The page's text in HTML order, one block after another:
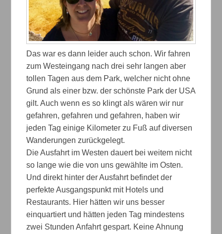
Das war es dann leider auch schon. Wir fahren
zum Westeingang nach drei sehr langen aber
tollen Tagen aus dem Park, welcher nicht ohne
Grund als einer bzw. der schönste Park der USA
gilt. Auch wenn es so klingt als wären wir nur
gefahren, gefahren und gefahren, haben wir
jeden Tag einige Kilometer zu Fuß auf diversen
Wanderungen zurückgelegt.
Die Ausfahrt im Westen dauert bei weitem nicht
so lange wie die von uns gewählte im Osten.
Und direkt hinter der Ausfahrt befindet der
perfekte Ausgangspunkt mit Hotels und
Restaurants. Hier hätten wir uns besser
einquartiert und hätten jeden Tag mindestens
zwei Stunden Anfahrt gespart. Keine Ahnung